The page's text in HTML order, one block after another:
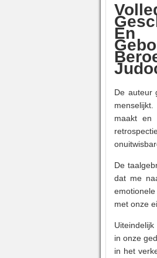
En
De auteur
maakt en
De
dat me
met onze
in onze
in het